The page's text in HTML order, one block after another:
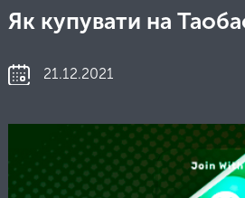
Як купувати на
21.12.2021